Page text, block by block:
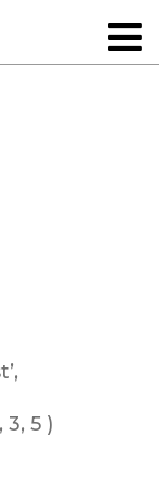
3, 5 )